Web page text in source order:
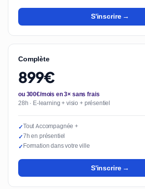
S'inscrire →
Complète
899€
ou 300€/mois en 3× sans frais
28h · E-learning + visio + présentiel
✓Tout Accompagnée +
✓7h en présentiel
✓Formation dans votre ville
S'inscrire →